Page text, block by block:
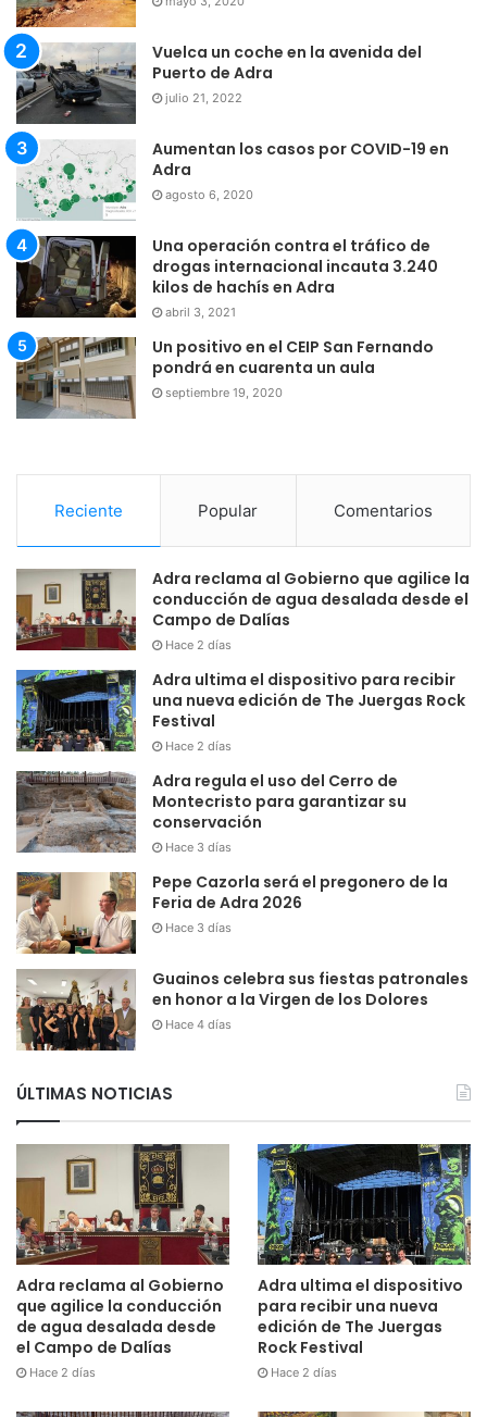
Vuelca un coche en la avenida del
Puerto de Adra
julio 21, 2022
Aumentan los casos por COVID-19 en
Adra
agosto 6, 2020
Una operación contra el tráfico de
drogas internacional incauta 3.240
kilos de hachís en Adra
abril 3, 2021
Un positivo en el CEIP San Fernando
pondrá en cuarenta un aula
septiembre 19, 2020
Reciente Popular Comentarios
Adra reclama al Gobierno que agilice la
conducción de agua desalada desde el
Campo de Dalías
Hace 2 días
Adra ultima el dispositivo para recibir
una nueva edición de The Juergas Rock
Festival
Hace 2 días
Adra regula el uso del Cerro de
Montecristo para garantizar su
conservación
Hace 3 días
Pepe Cazorla será el pregonero de la
Feria de Adra 2026
Hace 3 días
Guainos celebra sus fiestas patronales
en honor a la Virgen de los Dolores
Hace 4 días
ÚLTIMAS NOTICIAS
Adra reclama al Gobierno
que agilice la conducción
de agua desalada desde
el Campo de Dalías
Hace 2 días
Adra ultima el dispositivo
para recibir una nueva
edición de The Juergas
Rock Festival
Hace 2 días